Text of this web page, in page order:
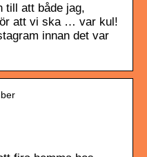
till att både jag,
att vi ska … var kul!
innan det var